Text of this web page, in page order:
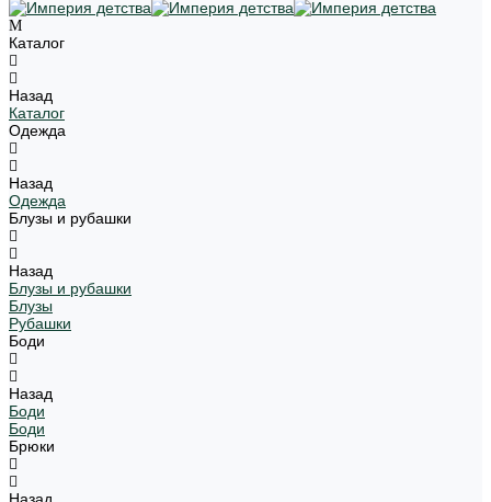
Каталог
Назад
Каталог
Одежда
Назад
Одежда
Блузы и рубашки
Назад
Блузы и рубашки
Блузы
Рубашки
Боди
Назад
Боди
Боди
Брюки